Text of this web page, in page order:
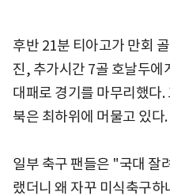
후반 21분 티아고가 만회
진, 추가시간 7골 호날두에
대패로 경기를 마무리했다
북은 최하위에 머물고 있다.
일부 축구 팬들은 "국대 잘
랬더니 왜 자꾸 미식축구